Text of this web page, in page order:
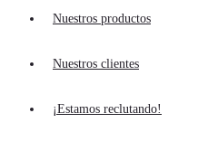
Nuestros productos
Nuestros clientes
¡Estamos reclutando!